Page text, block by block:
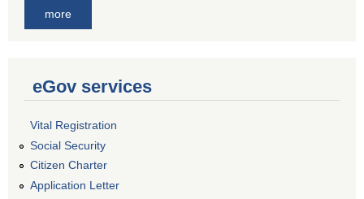
more
eGov services
Vital Registration
Social Security
Citizen Charter
Application Letter